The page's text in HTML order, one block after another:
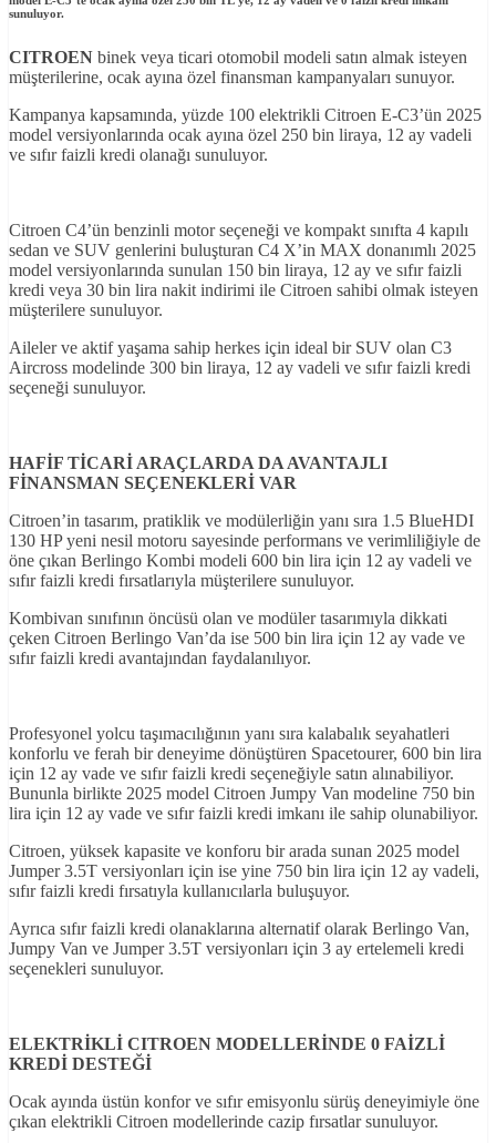
sunuluyor.
CITROEN binek veya ticari otomobil modeli satın almak isteyen
müşterilerine, ocak ayına özel finansman kampanyaları sunuyor.
Kampanya kapsamında, yüzde 100 elektrikli Citroen E-C3’ün 2025
model versiyonlarında ocak ayına özel 250 bin liraya, 12 ay vadeli
ve sıfır faizli kredi olanağı sunuluyor.
Citroen C4’ün benzinli motor seçeneği ve kompakt sınıfta 4 kapılı
sedan ve SUV genlerini buluşturan C4 X’in MAX donanımlı 2025
model versiyonlarında sunulan 150 bin liraya, 12 ay ve sıfır faizli
kredi veya 30 bin lira nakit indirimi ile Citroen sahibi olmak isteyen
müşterilere sunuluyor.
Aileler ve aktif yaşama sahip herkes için ideal bir SUV olan C3
Aircross modelinde 300 bin liraya, 12 ay vadeli ve sıfır faizli kredi
seçeneği sunuluyor.
HAFİF TİCARİ ARAÇLARDA DA AVANTAJLI
FİNANSMAN SEÇENEKLERİ VAR
Citroen’in tasarım, pratiklik ve modülerliğin yanı sıra 1.5 BlueHDI
130 HP yeni nesil motoru sayesinde performans ve verimliliğiyle de
öne çıkan Berlingo Kombi modeli 600 bin lira için 12 ay vadeli ve
sıfır faizli kredi fırsatlarıyla müşterilere sunuluyor.
Kombivan sınıfının öncüsü olan ve modüler tasarımıyla dikkati
çeken Citroen Berlingo Van’da ise 500 bin lira için 12 ay vade ve
sıfır faizli kredi avantajından faydalanılıyor.
Profesyonel yolcu taşımacılığının yanı sıra kalabalık seyahatleri
konforlu ve ferah bir deneyime dönüştüren Spacetourer, 600 bin lira
için 12 ay vade ve sıfır faizli kredi seçeneğiyle satın alınabiliyor.
Bununla birlikte 2025 model Citroen Jumpy Van modeline 750 bin
lira için 12 ay vade ve sıfır faizli kredi imkanı ile sahip olunabiliyor.
Citroen, yüksek kapasite ve konforu bir arada sunan 2025 model
Jumper 3.5T versiyonları için ise yine 750 bin lira için 12 ay vadeli,
sıfır faizli kredi fırsatıyla kullanıcılarla buluşuyor.
Ayrıca sıfır faizli kredi olanaklarına alternatif olarak Berlingo Van,
Jumpy Van ve Jumper 3.5T versiyonları için 3 ay ertelemeli kredi
seçenekleri sunuluyor.
ELEKTRİKLİ CITROEN MODELLERİNDE 0 FAİZLİ
KREDİ DESTEĞİ
Ocak ayında üstün konfor ve sıfır emisyonlu sürüş deneyimiyle öne
çıkan elektrikli Citroen modellerinde cazip fırsatlar sunuluyor.